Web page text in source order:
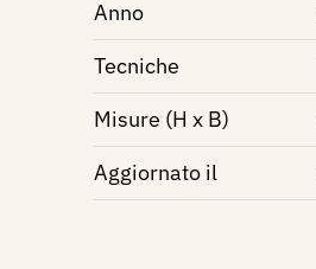
Anno
Tecniche
Misure (H x B)
Aggiornato il